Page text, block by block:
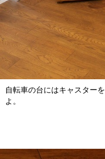
自転車の台にはキャスター
よ。